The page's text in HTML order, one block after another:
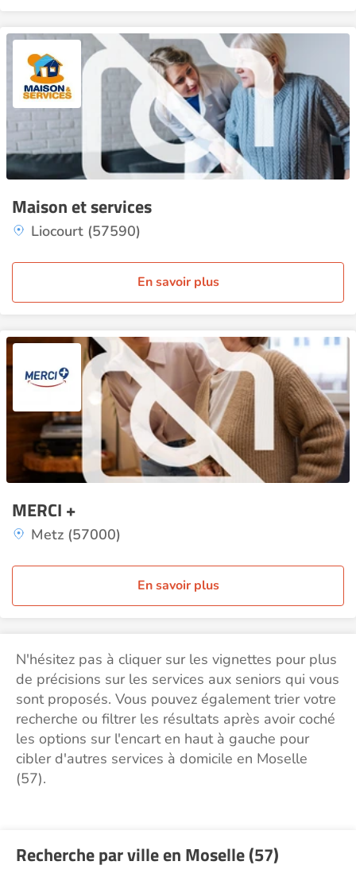
Maison et services
Liocourt (57590)
En savoir plus
MERCI +
Metz (57000)
En savoir plus
N'hésitez pas à cliquer sur les vignettes pour plus
de précisions sur les services aux seniors qui vous
sont proposés. Vous pouvez également trier votre
recherche ou filtrer les résultats après avoir coché
les options sur l'encart en haut à gauche pour
cibler d'autres services à domicile en Moselle
(57).
Recherche par ville en Moselle (57)